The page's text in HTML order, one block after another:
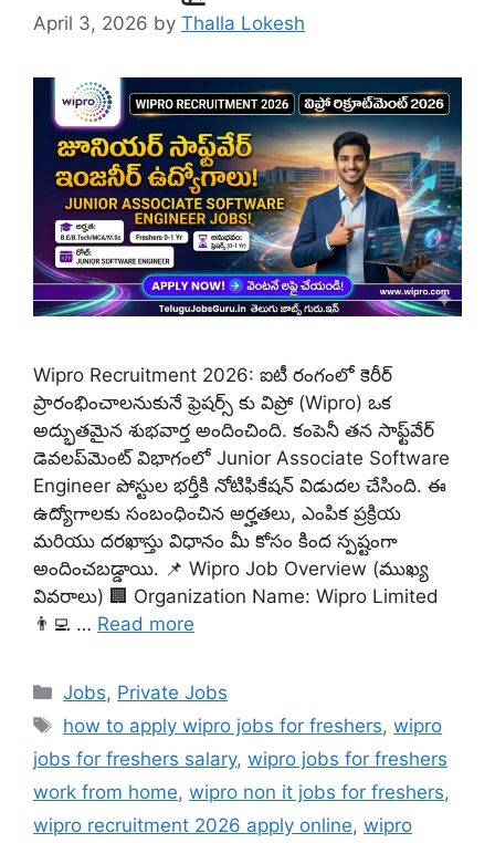
April 3, 2026 by Thalla Lokesh
Wipro Recruitment 2026: ఐటీ రంగంలో కెరీర్
ప్రారంభించాలనుకునే ఫ్రెషర్స్ కు విప్రో (Wipro) ఒక
అద్భుతమైన శుభవార్త అందించింది. కంపెనీ తన సాఫ్ట్‌వేర్
డెవలప్‌మెంట్ విభాగంలో Junior Associate Software
Engineer పోస్టుల భర్తీకి నోటిఫికేషన్ విడుదల చేసింది. ఈ
ఉద్యోగాలకు సంబంధించిన అర్హతలు, ఎంపిక ప్రక్రియ
మరియు దరఖాస్తు విధానం మీ కోసం కింద స్పష్టంగా
అందించబడ్డాయి. 📌 Wipro Job Overview (ముఖ్య
వివరాలు) 🏢 Organization Name: Wipro Limited
👨‍💻 … Read more
Categories
Jobs, Private Jobs
Tags
how to apply wipro jobs for freshers,wipro
jobs for freshers salary, wipro jobs for freshers
work from home, wipro non it jobs for freshers,
wipro recruitment 2026 apply online, wipro